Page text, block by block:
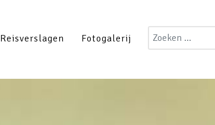
Reisverslagen Fotogalerij
Zoeken